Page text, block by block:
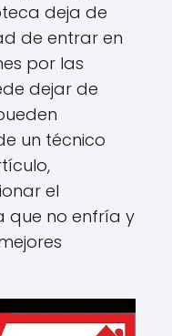
deja de
de entrar en
por las
dejar de
un técnico
el
que no enfría y